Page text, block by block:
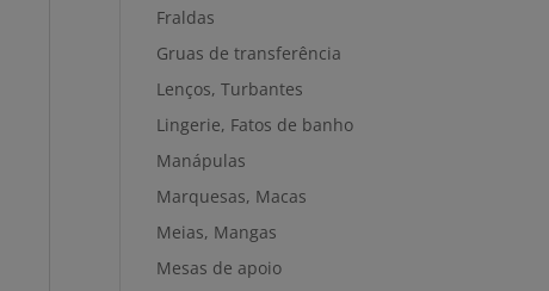
Fraldas
Gruas de transferência
Lenços, Turbantes
Lingerie, Fatos de banho
Manápulas
Marquesas, Macas
Meias, Mangas
Mesas de apoio